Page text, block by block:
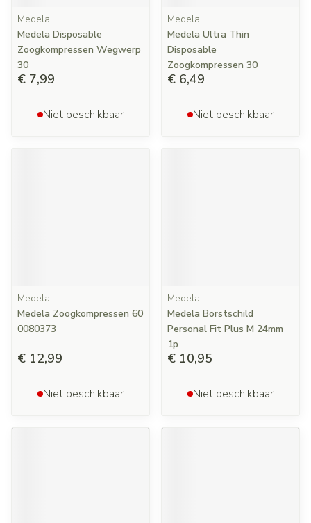
Medela
Medela Disposable
Zoogkompressen Wegwerp
30
€ 7,99
Niet beschikbaar
Medela
Medela Ultra Thin
Disposable
Zoogkompressen 30
€ 6,49
Niet beschikbaar
Medela
Medela Zoogkompressen 60
0080373
€ 12,99
Niet beschikbaar
Medela
Medela Borstschild
Personal Fit Plus M 24mm
1p
€ 10,95
Niet beschikbaar